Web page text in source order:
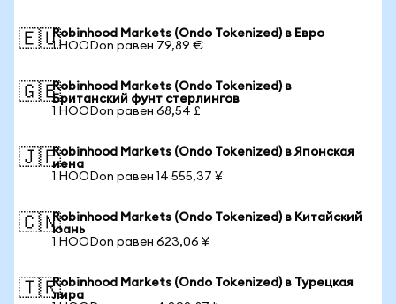
🇪🇺Robinhood Markets (Ondo Tokenized) в Евро
1 HOODon равен 79,89 €
🇬🇧Robinhood Markets (Ondo Tokenized) в
Британский фунт стерлингов
1 HOODon равен 68,54 £
🇯🇵Robinhood Markets (Ondo Tokenized) в Японская
иена
1 HOODon равен 14 555,37 ¥
🇨🇳Robinhood Markets (Ondo Tokenized) в Китайский
юань
1 HOODon равен 623,06 ¥
🇹🇷Robinhood Markets (Ondo Tokenized) в Турецкая
лира